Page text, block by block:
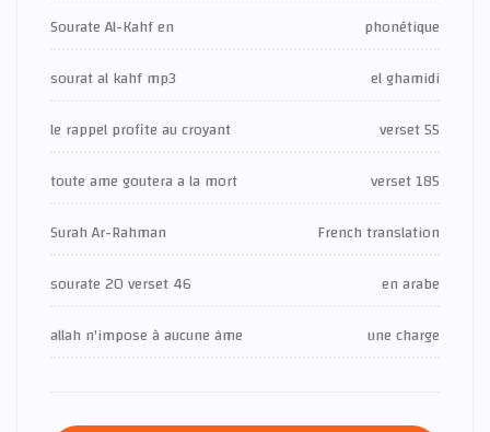
Sourate Al-Kahf en
phonétique
sourat al kahf mp3
el ghamidi
le rappel profite au croyant
verset 55
toute ame goutera a la mort
verset 185
Surah Ar-Rahman
French translation
sourate 20 verset 46
en arabe
allah n'impose à aucune âme
une charge